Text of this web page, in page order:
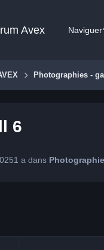
Avex Naviguer
Photographies -
6
1 adans